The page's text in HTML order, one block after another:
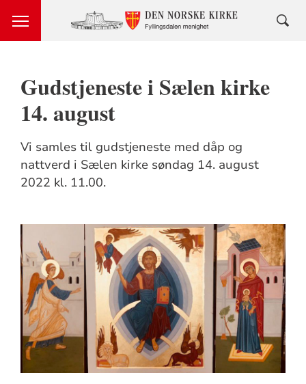
Gudstjeneste i Sælen kirke
14. august
Vi samles til gudstjeneste med dåp og
nattverd i Sælen kirke søndag 14. august
2022 kl. 11.00.